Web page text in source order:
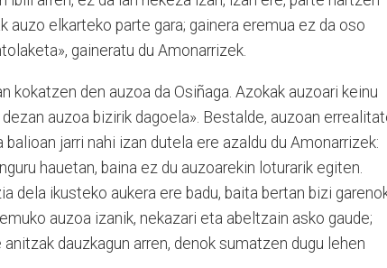
auzo elkarteko parte gara; gainera eremua ez da oso
gaineratu du Amonarrizek.
kokatzen den auzoa da Osiñaga. Azokak auzoari keinu
auzoa bizirik dagoela». Bestalde, auzoan
jarri nahi izan dutela ere azaldu du Amonarrizek:
hauetan, baina ez du auzoarekin loturarik egiten.
dela ikusteko aukera ere badu, baita bertan bizi
auzoa izanik, nekazari eta abeltzain asko gaude;
dauzkagun arren, denok sumatzen dugu lehen